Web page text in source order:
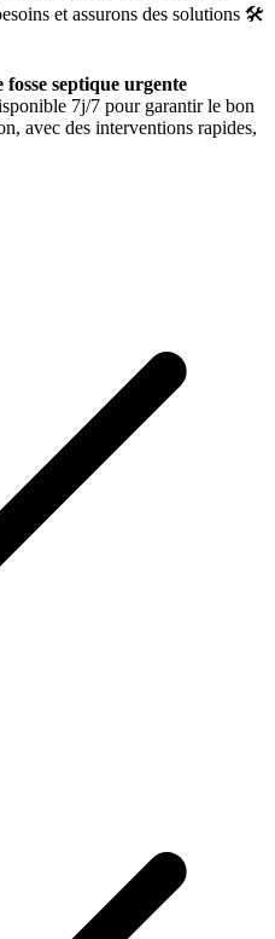
et assurons des solutions 🛠️
fosse septique urgente
7j/7 pour garantir le bon
avec des interventions rapides,